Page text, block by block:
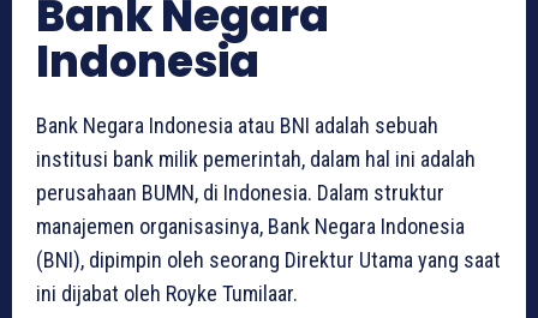
Bank Negara
Indonesia
Bank Negara Indonesia atau BNI adalah sebuah
institusi bank milik pemerintah, dalam hal ini adalah
perusahaan BUMN, di Indonesia. Dalam struktur
manajemen organisasinya, Bank Negara Indonesia
(BNI), dipimpin oleh seorang Direktur Utama yang saat
ini dijabat oleh Royke Tumilaar.